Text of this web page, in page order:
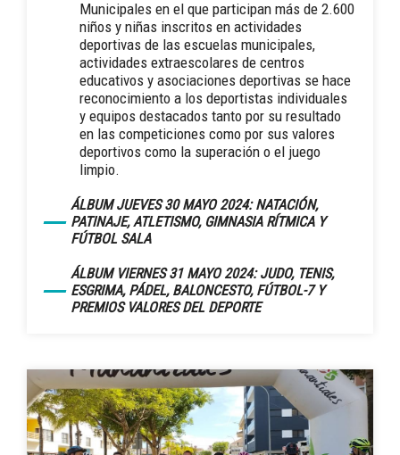
Municipales en el que participan más de 2.600
niños y niñas inscritos en actividades
deportivas de las escuelas municipales,
actividades extraescolares de centros
educativos y asociaciones deportivas se hace
reconocimiento a los deportistas individuales
y equipos destacados tanto por su resultado
en las competiciones como por sus valores
deportivos como la superación o el juego
limpio.
ÁLBUM JUEVES 30 MAYO 2024: NATACIÓN,
PATINAJE, ATLETISMO, GIMNASIA RÍTMICA Y
FÚTBOL SALA
ÁLBUM VIERNES 31 MAYO 2024: JUDO, TENIS,
ESGRIMA, PÁDEL, BALONCESTO, FÚTBOL-7 Y
PREMIOS VALORES DEL DEPORTE